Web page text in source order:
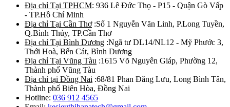
Địa chỉ Tại TPHCM: 936 Lê Đức Thọ - P15 - Quận Gò Vấp
- TP.Hồ Chí Minh
Địa chỉ Tại Cần Thơ:Số 1 Nguyễn Văn Linh, P.Long Tuyền,
Q.Bình Thủy, TP.Cần Thơ
Địa chỉ Tại Bình Dương :Ngã tư DL14/NL12 - Mỹ Phước 3,
Thới Hoà, Bến Cát, Bình Dương
Địa chỉ Tại Vũng Tàu :1615 Võ Nguyên Giáp, Phường 12,
Thành phố Vũng Tàu
Địa chỉ tại Đồng Nai :68/81 Phan Đăng Lưu, Long Bình Tân,
Thành phố Biên Hòa, Đồng Nai
Hotline: 036 912 4565